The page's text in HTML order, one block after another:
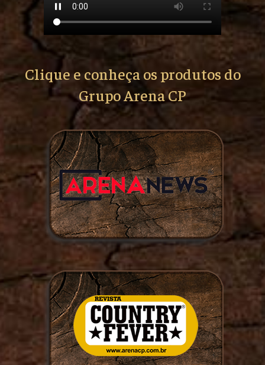
Clique e conheça os produtos do
Grupo Arena CP